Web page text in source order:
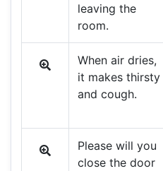
leaving the
room.
When air dries,
it makes thirsty
and cough.
Please will you
close the door